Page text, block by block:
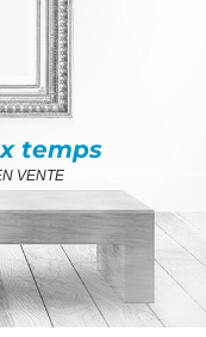
temps
VENTE